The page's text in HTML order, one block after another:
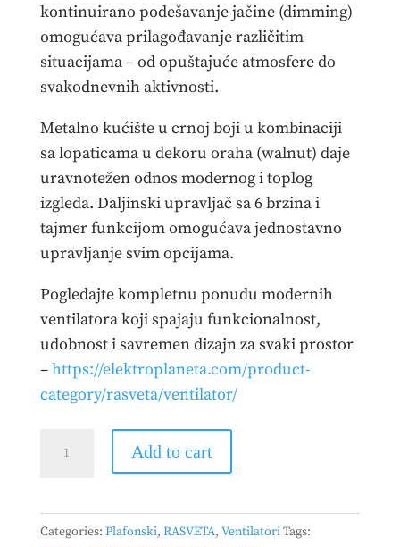
kontinuirano podešavanje jačine (dimming)
omogućava prilagođavanje različitim
situacijama – od opuštajuće atmosfere do
svakodnevnih aktivnosti.
Metalno kućište u crnoj boji u kombinaciji
sa lopaticama u dekoru oraha (walnut) daje
uravnotežen odnos modernog i toplog
izgleda. Daljinski upravljač sa 6 brzina i
tajmer funkcijom omogućava jednostavno
upravljanje svim opcijama.
Pogledajte kompletnu ponudu modernih
ventilatora koji spajaju funkcionalnost,
udobnost i savremen dizajn za svaki prostor
–https://elektroplaneta.com/product-
category/rasveta/ventilator/
quantity
Add to cart
Categories: Plafonski, RASVETA, VentilatoriTags: